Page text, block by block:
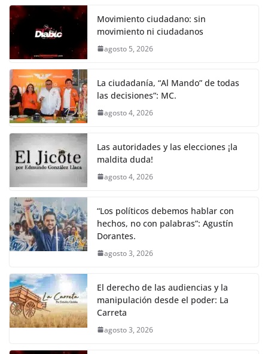
o
k
p er
Movimiento ciudadano: sin
movimiento ni ciudadanos
agosto 5, 2026
La ciudadanía, “Al Mando” de todas
las decisiones”: MC.
agosto 4, 2026
Las autoridades y las elecciones ¡la
maldita duda!
agosto 4, 2026
“Los políticos debemos hablar con
hechos, no con palabras”: Agustín
Dorantes.
agosto 3, 2026
El derecho de las audiencias y la
manipulación desde el poder: La
Carreta
agosto 3, 2026